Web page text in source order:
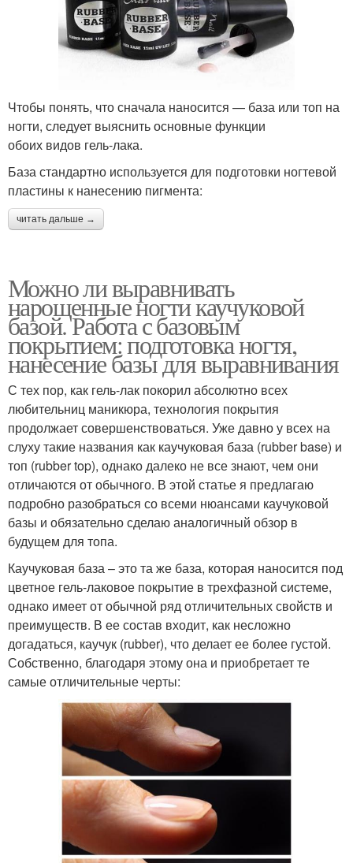
Чтобы понять, что сначала наносится — база или топ на
ногти, следует выяснить основные функции
обоих видов гель-лака.
База стандартно используется для подготовки ногтевой
пластины к нанесению пигмента:
читать дальше →
Можно ли выравнивать
нарощенные ногти каучуковой
базой. Работа с базовым
покрытием: подготовка ногтя,
нанесение базы для выравнивания
С тех пор, как гель-лак покорил абсолютно всех
любительниц маникюра, технология покрытия
продолжает совершенствоваться. Уже давно у всех на
слуху такие названия как каучуковая база (rubber base) и
топ (rubber top), однако далеко не все знают, чем они
отличаются от обычного. В этой статье я предлагаю
подробно разобраться со всеми нюансами каучуковой
базы и обязательно сделаю аналогичный обзор в
будущем для топа.
Каучуковая база – это та же база, которая наносится под
цветное гель-лаковое покрытие в трехфазной системе,
однако имеет от обычной ряд отличительных свойств и
преимуществ. В ее состав входит, как несложно
догадаться, каучук (rubber), что делает ее более густой.
Собственно, благодаря этому она и приобретает те
самые отличительные черты: